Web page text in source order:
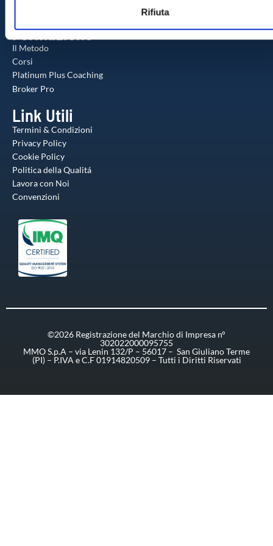
altre informazioni che ha fornito loro o che hanno raccolto
utilizzo dei loro servizi.
Rifiuta
Formazione
Il Metodo
Corsi
Platinum Plus Coaching
Broker Pro
Link Utili
Termini & Condizioni
Privacy Policy
Cookie Policy
Politica della Qualitá
Lavora con Noi
Convenzioni
©2026 Registrazione del Marchio di Impresa n°
302022000095755
MMO S.p.A – via Lenin 132/P – 56017 – San Giuliano Terme
(PI) – P.IVA e C.F 01914820509 – Tutti i Diritti Riservati